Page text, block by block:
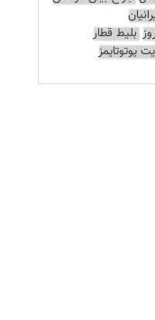
بلیط قطار
یوتوتایمز